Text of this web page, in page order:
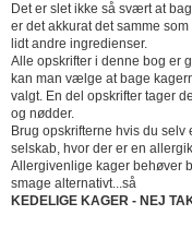
Det er slet ikke så svært at
er det akkurat det samme
lidt andre ingredienser.
Alle opskrifter i denne bog er
kan man vælge at bage
valgt. En del opskrifter tager
og nødder.
Brug opskrifterne hvis du
selskab, hvor der er en
Allergivenlige kager behøver
smage alternativt...så
KEDELIGE KAGER - NEJ